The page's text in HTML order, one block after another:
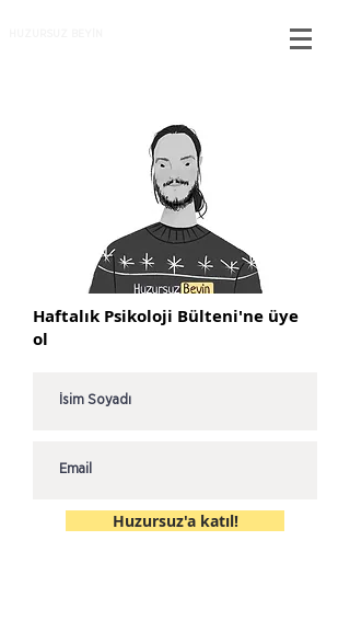
Haftalık Psikoloji Bülteni'ne üye
ol
Huzursuz'a katıl!